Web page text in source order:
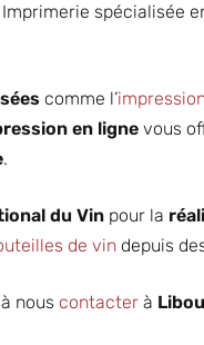
Imprimerie spécialisée
comme l’
en ligne vous
.
du Vin pour la
de vin depuis
nous contacter à